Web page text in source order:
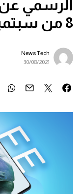
8 من سبتمبر
News Tech
30/08/2021